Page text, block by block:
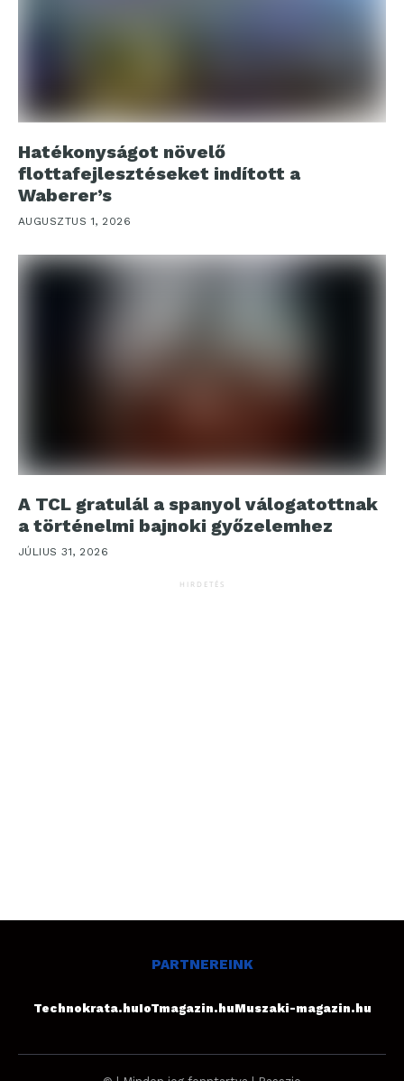
Hatékonyságot növelő
flottafejlesztéseket indított a
Waberer’s
AUGUSZTUS 1, 2026
A TCL gratulál a spanyol válogatottnak
a történelmi bajnoki győzelemhez
JÚLIUS 31, 2026
HIRDETÉS
PARTNEREINK
Technokrata.huIoTmagazin.huMuszaki-magazin.hu